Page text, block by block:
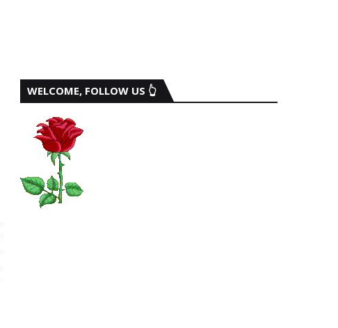
WELCOME, FOLLOW US 👆